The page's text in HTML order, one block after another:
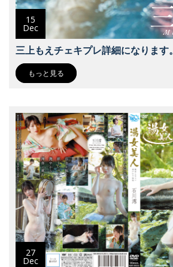
15
Dec
三上もえチェキプレ詳細になります。
もっと見る
27
Dec